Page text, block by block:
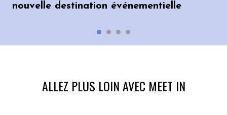
nouvelle destination événementielle
ALLEZ PLUS LOIN AVEC MEET IN